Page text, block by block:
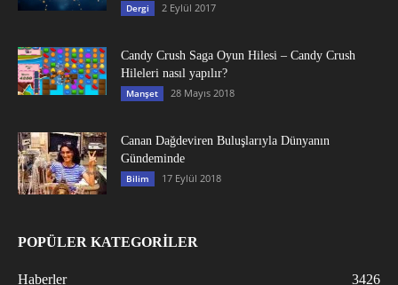
Dergi 2 Eylül 2017
Candy Crush Saga Oyun Hilesi – Candy Crush
Hileleri nasıl yapılır?
Manşet 28 Mayıs 2018
Canan Dağdeviren Buluşlarıyla Dünyanın
Gündeminde
Bilim 17 Eylül 2018
POPÜLER KATEGORİLER
Haberler
3426